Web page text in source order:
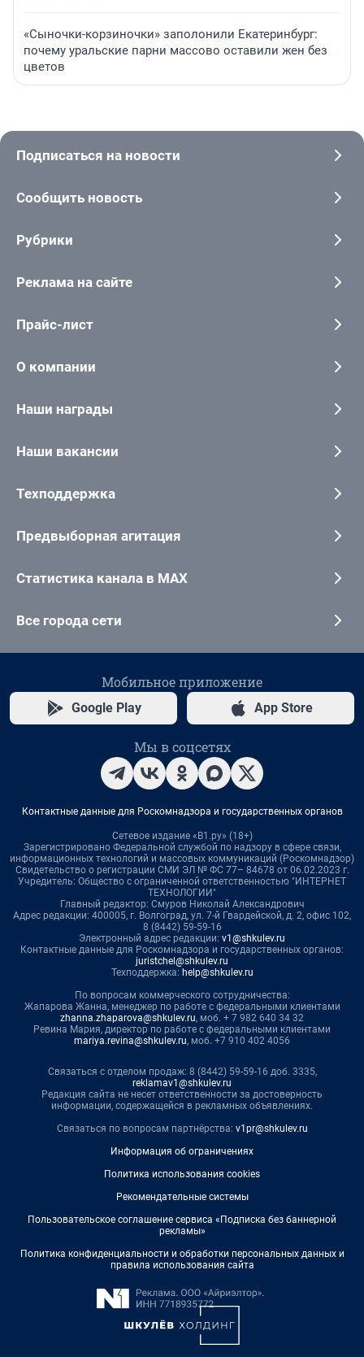
«Сыночки-корзиночки» заполонили Екатеринбург:
почему уральские парни массово оставили жен без
цветов
Подписаться на новости
Сообщить новость
Рубрики
Реклама на сайте
Прайс-лист
О компании
Наши награды
Наши вакансии
Техподдержка
Предвыборная агитация
Статистика канала в MAX
Все города сети
Мобильное приложение
Google Play App Store
Мы в соцсетях
Контактные данные для Роскомнадзора и государственных органов
Сетевое издание «В1.ру» (18+)
Зарегистрировано Федеральной службой по надзору в сфере связи,
информационных технологий и массовых коммуникаций (Роскомнадзор)
Свидетельство о регистрации СМИ ЭЛ № ФС 77– 84678 от 06.02.2023 г.
Учредитель: Общество с ограниченной ответственностью "ИНТЕРНЕТ
ТЕХНОЛОГИИ"
Главный редактор: Смуров Николай Александрович
Адрес редакции: 400005, г. Волгоград, ул. 7-й Гвардейской, д. 2, офис 102,
8 (8442) 59-59-16
Электронный адрес редакции: v1@shkulev.ru
Контактные данные для Роскомнадзора и государственных органов:
juristchel@shkulev.ru
Техподдержка: help@shkulev.ru
По вопросам коммерческого сотрудничества:
Жапарова Жанна, менеджер по работе с федеральными клиентами
zhanna.zhaparova@shkulev.ru, моб. + 7 982 640 34 32
Ревина Мария, директор по работе с федеральными клиентами
mariya.revina@shkulev.ru, моб. +7 910 402 4056
Связаться с отделом продаж: 8 (8442) 59-59-16 доб. 3335,
reklamav1@shkulev.ru
Редакция сайта не несет ответственности за достоверность
информации, содержащейся в рекламных объявлениях.
Связаться по вопросам партнёрства: v1pr@shkulev.ru
Информация об ограничениях
Политика использования cookies
Рекомендательные системы
Пользовательское соглашение сервиса «Подписка без баннерной
рекламы»
Политика конфиденциальности и обработки персональных данных и
правила использования сайта